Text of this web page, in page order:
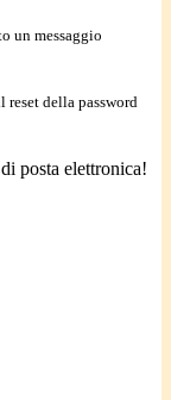
un messaggio
reset della password
posta elettronica!